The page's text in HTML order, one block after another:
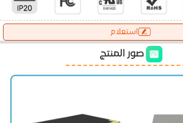
استعلام
صور المنتج